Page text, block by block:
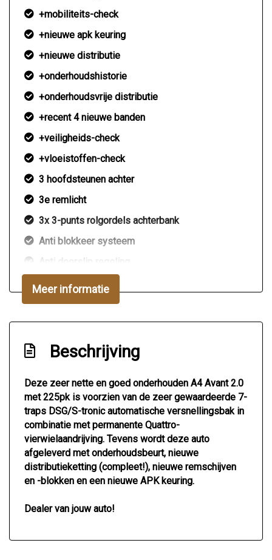
+mobiliteits-check
+nieuwe apk keuring
+nieuwe distributie
+onderhoudshistorie
+onderhoudsvrije distributie
+recent 4 nieuwe banden
+veiligheids-check
+vloeistoffen-check
3 hoofdsteunen achter
3e remlicht
3x 3-punts rolgordels achterbank
Anti blokkeer systeem
Anti doorslip regeling
Bestuurdersairbag
Bluetooth
Elektronisch stabiliteits programma
Elektronische remkrachtverdeling
Gedeeld neerklapbare achterbank
In hoogte verstelbare bestuurdersstoel
Lederen stuurwiel
Lm velgen 18"
Middenarmsteun achterbank + skiluik
Middenarmsteun voor
Onderhoudsvrije distributie
Meer informatie
Beschrijving
Deze zeer nette en goed onderhouden A4 Avant 2.0
met 225pk is voorzien van de zeer gewaardeerde 7-
traps DSG/S-tronic automatische versnellingsbak in
combinatie met permanente Quattro-
vierwielaandrijving. Tevens wordt deze auto
afgeleverd met onderhoudsbeurt, nieuwe
distributieketting (compleet!), nieuwe remschijven
en -blokken en een nieuwe APK keuring.
Dealer van jouw auto!